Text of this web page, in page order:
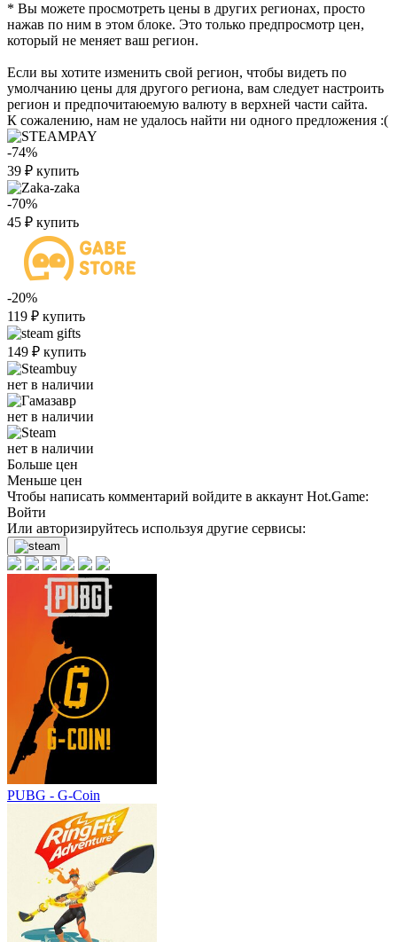
* Вы можете просмотреть цены в других регионах, просто
нажав по ним в этом блоке. Это только предпросмотр цен,
который не меняет ваш регион.
Если вы хотите изменить свой регион, чтобы видеть по
умолчанию цены для другого региона, вам следует настроить
регион и предпочитаюемую валюту в верхней части сайта.
К сожалению, нам не удалось найти ни одного предложения :(
-74%
39 ₽ купить
-70%
45 ₽ купить
-20%
119 ₽ купить
149 ₽ купить
нет в наличии
нет в наличии
нет в наличии
Больше цен
Меньше цен
Чтобы написать комментарий войдите в аккаунт Hot.Game:
Войти
Или авторизируйтесь используя другие сервисы:
PUBG - G-Coin